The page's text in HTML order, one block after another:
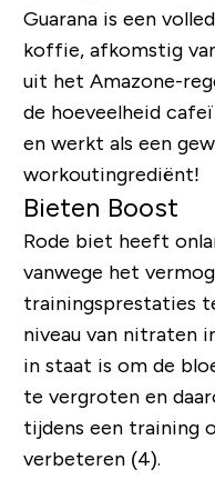
Guarana is een
koffie, afkomstig
uit het Amazone-
de hoeveelheid
en werkt als een
workoutingrediënt!
Bieten Boost
Rode biet heeft
vanwege het
trainingsprestaties
niveau van nitraten
in staat is om de
te vergroten en
tijdens een training
verbeteren (4).